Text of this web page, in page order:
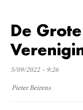
De Grote
5/09/2022 – 9:26
Pieter Beirens